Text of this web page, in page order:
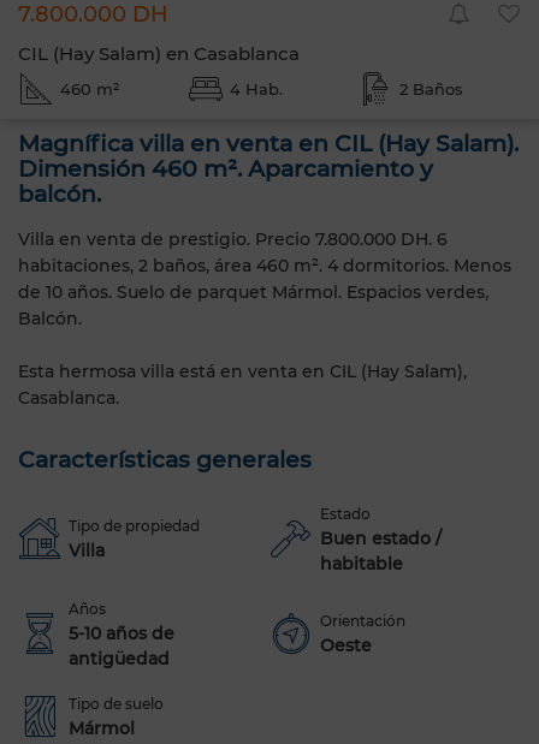
7.800.000 DH
CIL (Hay Salam) en Casablanca
460 m² 4 Hab. 2 Baños
Magnífica villa en venta en CIL (Hay Salam).
Dimensión 460 m². Aparcamiento y
balcón.
Villa en venta de prestigio. Precio 7.800.000 DH. 6
habitaciones, 2 baños, área 460 m². 4 dormitorios. Menos
de 10 años. Suelo de parquet Mármol. Espacios verdes,
Balcón.
Esta hermosa villa está en venta en CIL (Hay Salam),
Casablanca.
Características generales
Tipo de propiedad
Villa
Estado
Buen estado /
habitable
Años
5-10 años de
antigüedad
Orientación
Oeste
Tipo de suelo
Mármol